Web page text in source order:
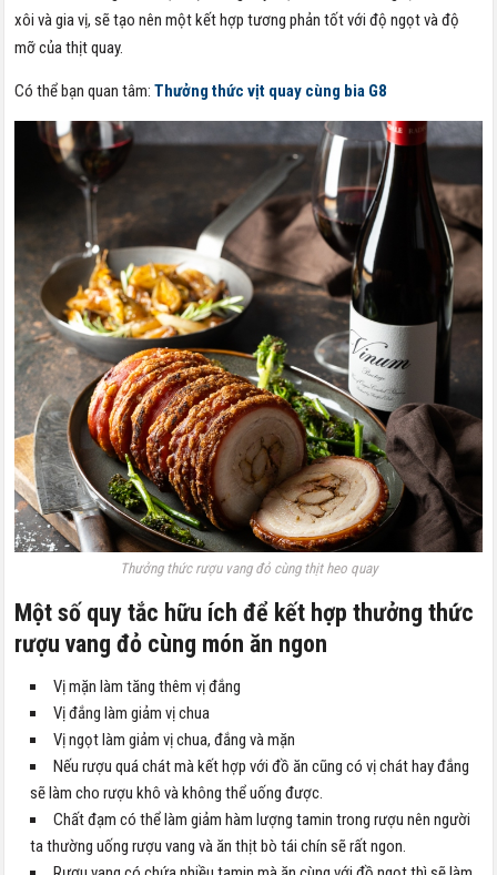
xôi và gia vị, sẽ tạo nên một kết hợp tương phản tốt với độ ngọt và độ
mỡ của thịt quay.
Có thể bạn quan tâm:Thưởng thức vịt quay cùng bia G8
Thưởng thức rượu vang đỏ cùng thịt heo quay
Một số quy tắc hữu ích để kết hợp thưởng thức
rượu vang đỏ cùng món ăn ngon
Vị mặn làm tăng thêm vị đắng
Vị đắng làm giảm vị chua
Vị ngọt làm giảm vị chua, đắng và mặn
Nếu rượu quá chát mà kết hợp với đồ ăn cũng có vị chát hay đắng
sẽ làm cho rượu khô và không thể uống được.
Chất đạm có thể làm giảm hàm lượng tamin trong rượu nên người
ta thường uống rượu vang và ăn thịt bò tái chín sẽ rất ngon.